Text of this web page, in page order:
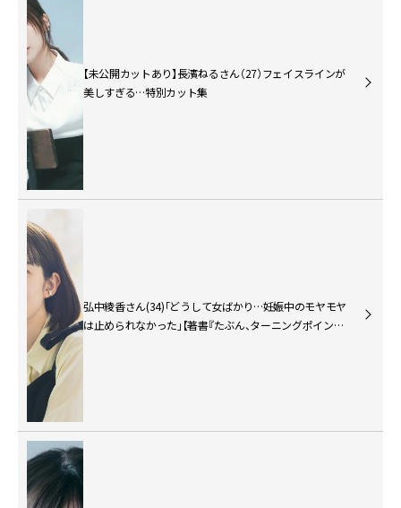
【未公開カットあり】長濱ねるさん（27）フェイスラインが
美しすぎる…特別カット集
弘中綾香さん(34)「どうして女ばかり…妊娠中のモヤモヤ
は止められなかった」【著書『たぶん、ターニングポイン